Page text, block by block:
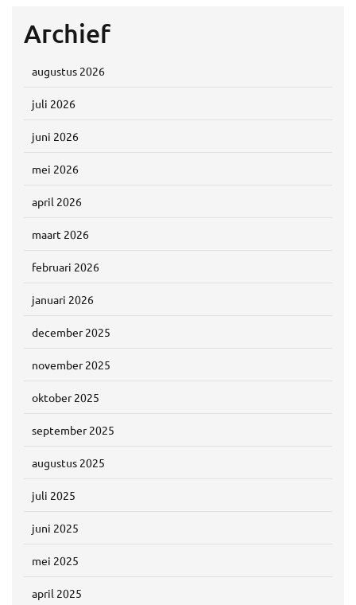
Archief
augustus 2026
juli 2026
juni 2026
mei 2026
april 2026
maart 2026
februari 2026
januari 2026
december 2025
november 2025
oktober 2025
september 2025
augustus 2025
juli 2025
juni 2025
mei 2025
april 2025